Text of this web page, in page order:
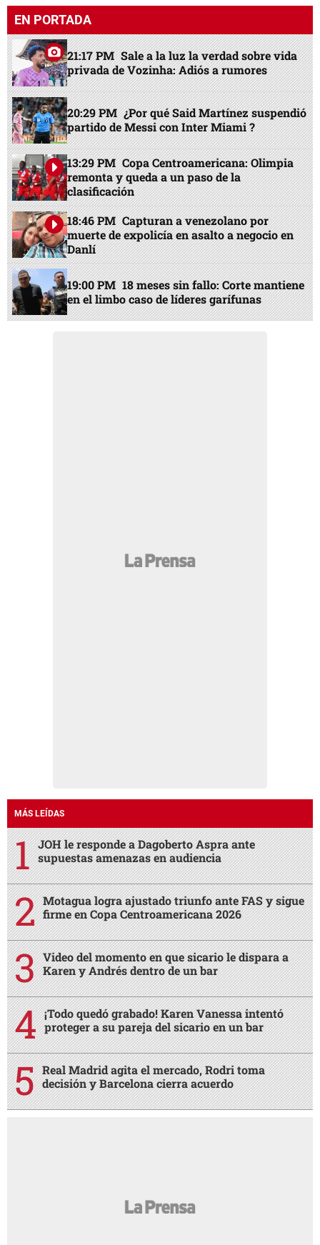
EN PORTADA
21:17 PM Sale a la luz la verdad sobre vida
privada de Vozinha: Adiós a rumores
20:29 PM ¿Por qué Said Martínez suspendió
partido de Messi con Inter Miami ?
13:29 PM Copa Centroamericana: Olimpia
remonta y queda a un paso de la
clasificación
18:46 PM Capturan a venezolano por
muerte de expolicía en asalto a negocio en
Danlí
19:00 PM 18 meses sin fallo: Corte mantiene
en el limbo caso de líderes garífunas
MÁS LEÍDAS
JOH le responde a Dagoberto Aspra ante
supuestas amenazas en audiencia
Motagua logra ajustado triunfo ante FAS y sigue
firme en Copa Centroamericana 2026
Video del momento en que sicario le dispara a
Karen y Andrés dentro de un bar
¡Todo quedó grabado! Karen Vanessa intentó
proteger a su pareja del sicario en un bar
Real Madrid agita el mercado, Rodri toma
decisión y Barcelona cierra acuerdo